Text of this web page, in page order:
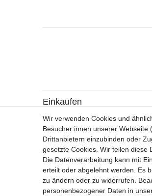
Einkaufen
> Zahlungsarten
> Versandarten & -kosten
> Widerrufsrecht / Widerruf erklären
> Hilfe
> Information zur
> Altölverordnung
Wir verwenden Cookies und
Besucher:innen unserer Webseite
Drittanbietern einzubinden oder
gesetzte Cookies. Wir teilen diese
Die Datenverarbeitung kann mit
erteilt oder abgelehnt werden. Es
zu ändern oder zu widerrufen.
personenbezogener Daten in